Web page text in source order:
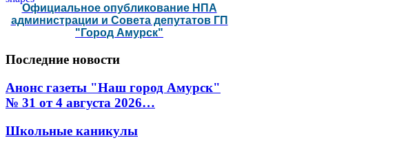
Официальное опубликование НПА
администрации и Совета депутатов ГП
"Город Амурск"
Последние новости
Анонс газеты "Наш город Амурск"
№ 31 от 4 августа 2026…
Школьные каникулы